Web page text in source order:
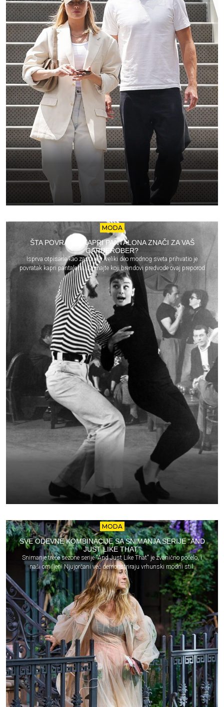
MODA
ŠTA POVRATAK KAPRI PANTALONA ZNAČI ZA VAŠ
GARDEROBER?
Isprva otpisane kao zastarele, veliki deo modnog sveta prihvatio je
povratak kapri pantalona. Saznajte koji brendovi predvode ovaj preporod
MODA
SVE ODEVNE KOMBINACIJE SA SNIMANJA SERIJE “AND
JUST LIKE THAT”
Snimanje treće sezone serije "And Just Like That" je zvanično počelo, i
naši omiljeni Njujorčani već demonstriraju vrhunski modni stil.